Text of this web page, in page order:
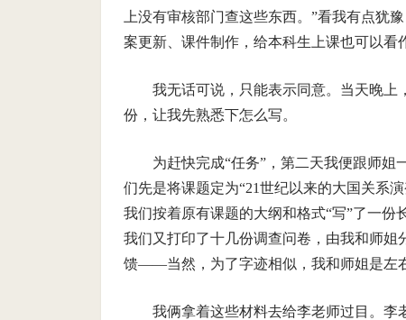
上没有审核部门查这些东西。”看我有点犹
案更新、课件制作，给本科生上课也可以看
我无话可说，只能表示同意。当天晚上
份，让我先熟悉下怎么写。
为赶快完成“任务”，第二天我便跟师
们先是将课题定为“21世纪以来的大国关系
我们按着原有课题的大纲和格式“写”了一
我们又打印了十几份调查问卷，由我和师姐
馈——当然，为了字迹相似，我和师姐是左
我俩拿着这些材料去给李老师过目。李